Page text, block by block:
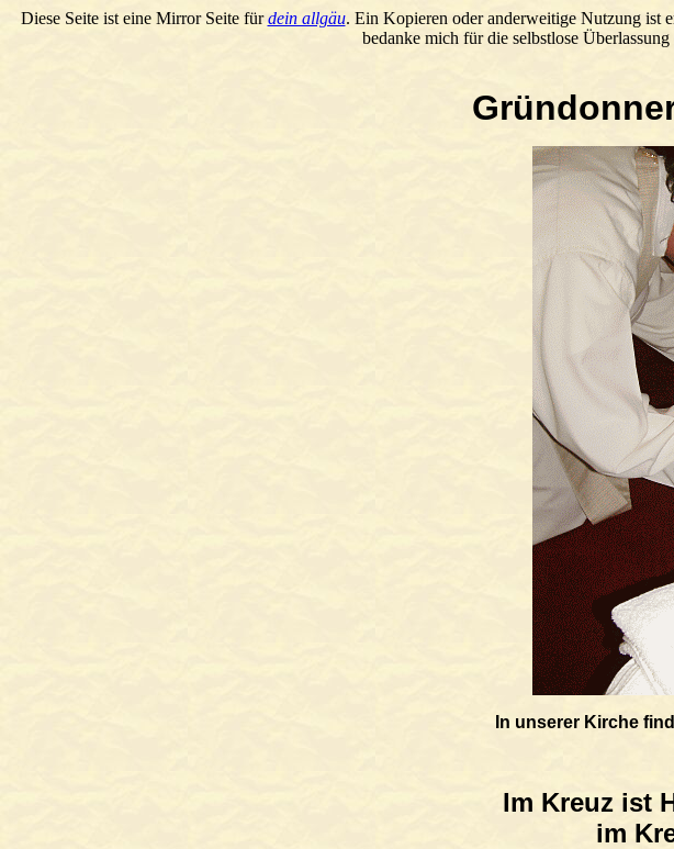
Diese Seite ist eine Mirror Seite fürdein allgäu. Ein Kopieren oder anderweitige Nutzung ist
bedanke mich für die selbstlose
In unserer Kirche
Im Kreuz ist
im